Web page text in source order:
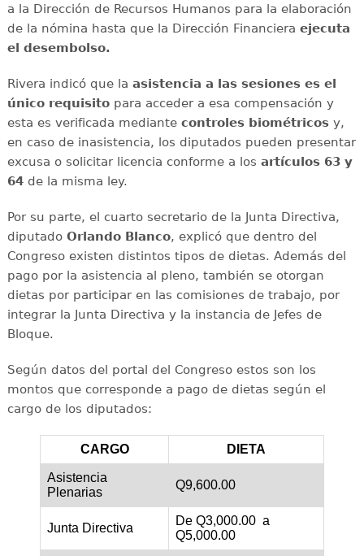
a la Dirección de Recursos Humanos para la elaboración
de la nómina hasta que la Dirección Financiera ejecuta
el desembolso.
Rivera indicó que la asistencia a las sesiones es el
único requisitopara acceder a esa compensación y
esta es verificada mediante controles biométricosy,
en caso de inasistencia, los diputados pueden presentar
excusa o solicitar licencia conforme a los artículos 63 y
64de la misma ley.
Por su parte, el cuarto secretario de la Junta Directiva,
diputado Orlando Blanco, explicó que dentro del
Congreso existen distintos tipos de dietas. Además del
pago por la asistencia al pleno, también se otorgan
dietas por participar en las comisiones de trabajo, por
integrar la Junta Directiva y la instancia de Jefes de
Bloque.
Según datos del portal del Congreso estos son los
montos que corresponde a pago de dietas según el
cargo de los diputados:
CARGO DIETA
Asistencia
Plenarias
Q9,600.00
Junta Directiva
De Q3,000.00 a
Q5,000.00